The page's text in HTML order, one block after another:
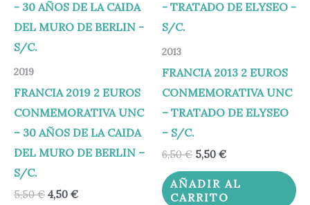
2019
FRANCIA 2019 2 EUROS
CONMEMORATIVA UNC
– 30 AÑOS DE LA CAIDA
DEL MURO DE BERLIN –
S/C.
5,50€ 4,50 €
2013
FRANCIA 2013 2 EUROS
CONMEMORATIVA UNC
– TRATADO DE ELYSEO
– S/C.
6,50€ 5,50 €
AÑADIR AL
CARRITO